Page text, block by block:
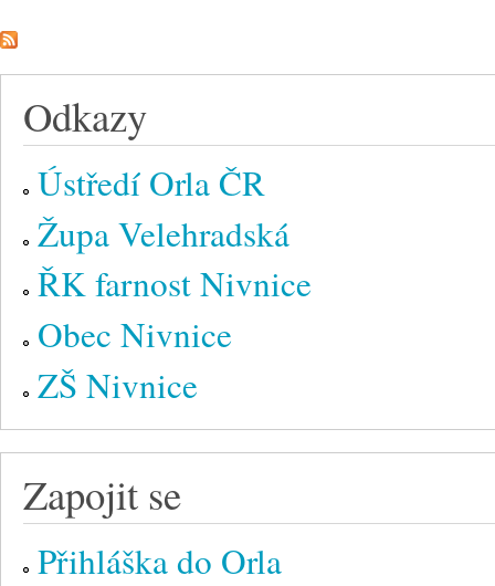
Odkazy
Ústředí Orla ČR
Župa Velehradská
ŘK farnost Nivnice
Obec Nivnice
ZŠ Nivnice
Zapojit se
Přihláška do Orla